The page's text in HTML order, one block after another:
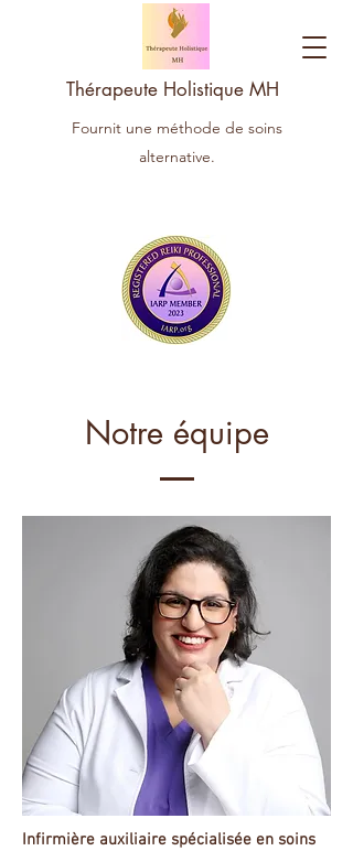
Thérapeute Holistique MH
Fournit une méthode de soins
alternative.
Notre équipe
Infirmière auxiliaire spécialisée en soins